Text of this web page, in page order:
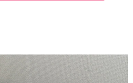
題別活用例
金について